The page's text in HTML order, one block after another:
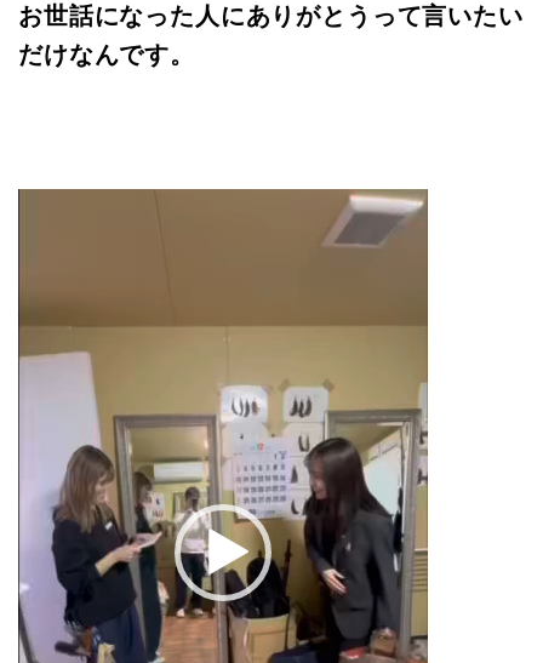
お世話になった人にありがとうって言いたい
だけなんです。